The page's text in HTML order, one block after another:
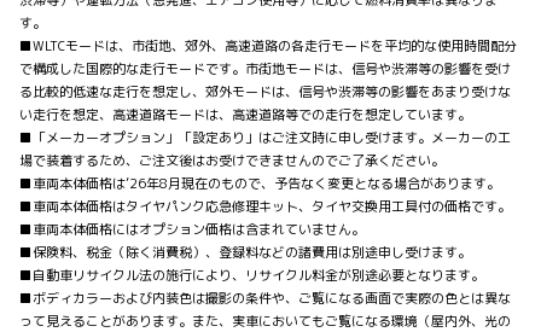
す。
■WLTCモードは、市街地、郊外、高速道路の各走行モードを平均的な使用時間配分
で構成した国際的な走行モードです。市街地モードは、信号や渋滞等の影響を受け
る比較的低速な走行を想定し、郊外モードは、信号や渋滞等の影響をあまり受けな
い走行を想定、高速道路モードは、高速道路等での走行を想定しています。
■「メーカーオプション」「設定あり」はご注文時に申し受けます。メーカーの工
場で装着するため、ご注文後はお受けできませんのでご了承ください。
■車両本体価格は’26年8月現在のもので、予告なく変更となる場合があります。
■車両本体価格はタイヤパンク応急修理キット、タイヤ交換用工具付の価格です。
■車両本体価格にはオプション価格は含まれていません。
■保険料、税金（除く消費税）、登録料などの諸費用は別途申し受けます。
■自動車リサイクル法の施行により、リサイクル料金が別途必要となります。
■ボディカラーおよび内装色は撮影の条件や、ご覧になる画面で実際の色とは異な
って見えることがあります。また、実車においてもご覧になる環境（屋内外、光の